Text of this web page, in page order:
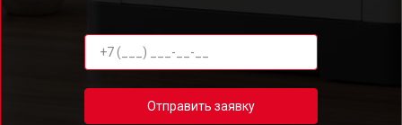
Отправить заявку